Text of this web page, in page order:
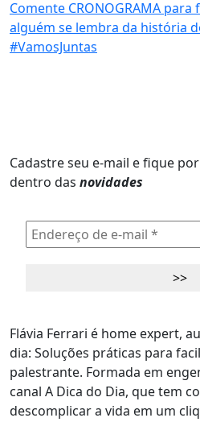
Cadastre seu e-mail e fique por
dentro das novidades
Flávia Ferrari é home expert,
dia: Soluções práticas para
palestrante. Formada em
canal A Dica do Dia, que tem
descomplicar a vida em um